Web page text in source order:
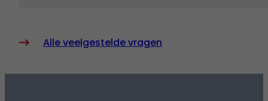
Alle veelgestelde vragen